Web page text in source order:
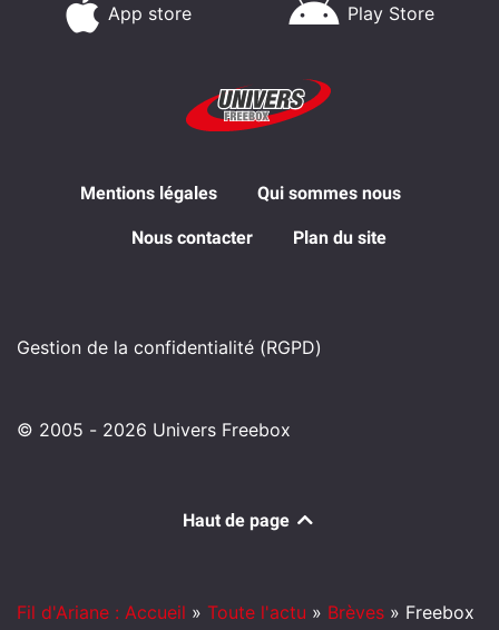
App store Play Store
Mentions légales Qui sommes nous
Nous contacter Plan du site
Gestion de la confidentialité (RGPD)
© 2005 - 2026 Univers Freebox
Haut de page
Fil d'Ariane : Accueil » Toute l'actu » Brèves » Freebox